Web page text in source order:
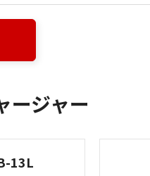
ージャー
13L